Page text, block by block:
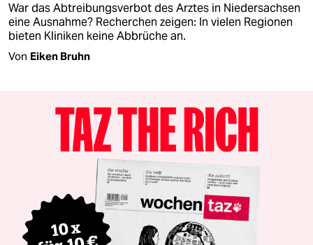
War das Abtreibungsverbot des Arztes in Niedersachsen
eine Ausnahme? Recherchen zeigen: In vielen Regionen
bieten Kliniken keine Abbrüche an.
Von Eiken Bruhn